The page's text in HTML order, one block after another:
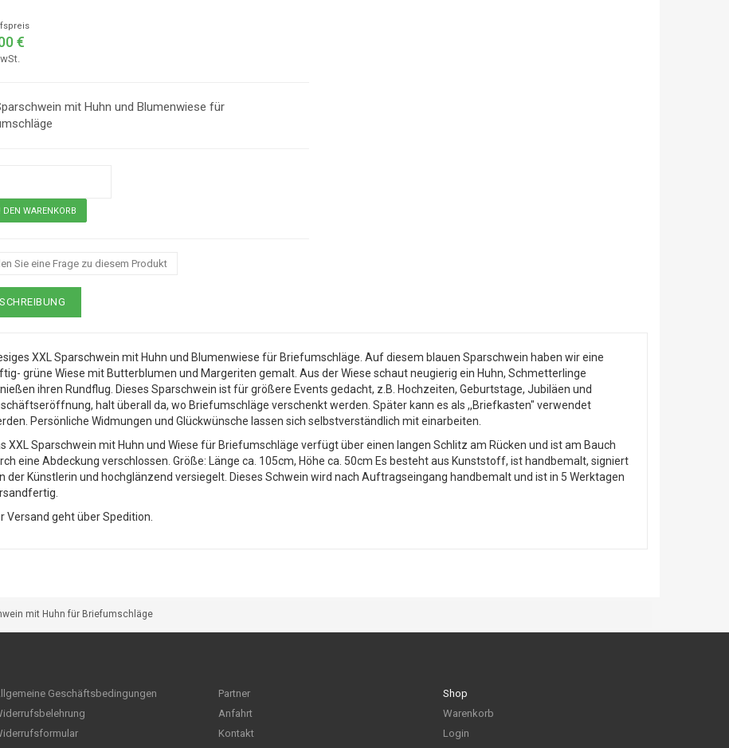
€
mit Huhn und Blumenwiese für
Sie eine Frage zu diesem Produkt
XXL Sparschwein mit Huhn und Blumenwiese für Briefumschläge. Auf diesem blauen Sparschwein haben wir eine
grüne Wiese mit Butterblumen und Margeriten gemalt. Aus der Wiese schaut neugierig ein Huhn, Schmetterlinge
ihren Rundflug. Dieses Sparschwein ist für größere Events gedacht, z.B. Hochzeiten, Geburtstage, Jubiläen und
halt überall da, wo Briefumschläge verschenkt werden. Später kann es als ,,Briefkasten" verwendet
Persönliche Widmungen und Glückwünsche lassen sich selbstverständlich mit einarbeiten.
XXL Sparschwein mit Huhn und Wiese für Briefumschläge verfügt über einen langen Schlitz am Rücken und ist am Bauch
eine Abdeckung verschlossen. Größe: Länge ca. 105cm, Höhe ca. 50cm Es besteht aus Kunststoff, ist handbemalt, signiert
der Künstlerin und hochglänzend versiegelt. Dieses Schwein wird nach Auftragseingang handbemalt und ist in 5 Werktagen
Versand geht über Spedition.
mit Huhn für Briefumschläge
Geschäftsbedingungen
Partner
Anfahrt
Kontakt
Shop
Warenkorb
Login